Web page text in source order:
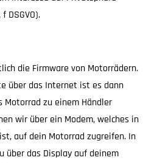
DSGVO).
die Firmware von Motorrädern.
über das Internet ist es dann
Motorrad zu einem Händler
wir über ein Modem, welches in
auf dein Motorrad zugreifen. In
über das Display auf deinem